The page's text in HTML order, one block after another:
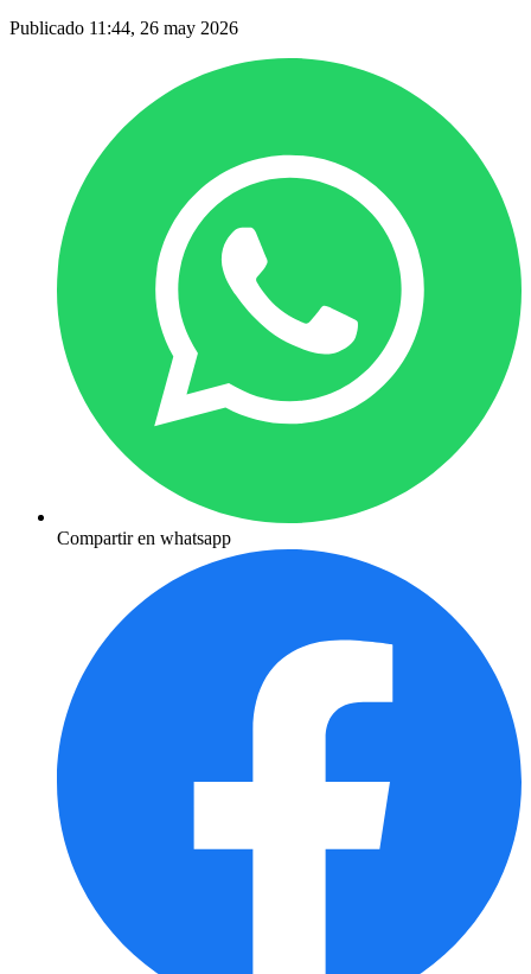
Publicado 11:44, 26 may 2026
Compartir en whatsapp